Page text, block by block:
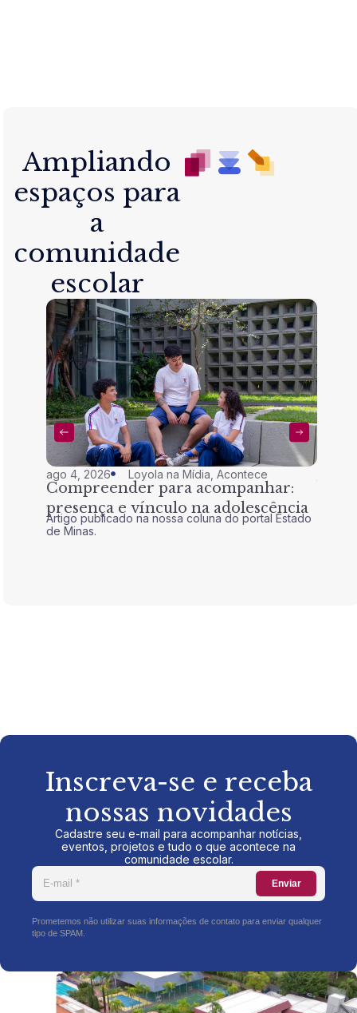
Ampliando
espaços para
a
comunidade
escolar
ago 4, 2026 Loyola na Mídia ,Acontece
Compreender para acompanhar:
presença e vínculo na adolescência
Artigo publicado na nossa coluna do portal Estado
de Minas.
Inscreva-se e receba
nossas novidades
Cadastre seu e-mail para acompanhar notícias,
eventos, projetos e tudo o que acontece na
comunidade escolar.
Enviar
Prometemos não utilizar suas informações de contato para enviar qualquer
tipo de SPAM.